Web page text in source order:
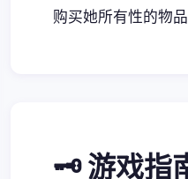
购买她所有性的物
🗝️ 游戏指